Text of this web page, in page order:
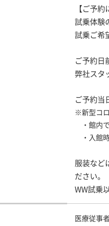
【ご予約
試乗体験
試乗ご希
ご予約日
弊社スタ
ご予約当
※新型コ
・館内
・入館
服装など
ださい。
WW試乗
医療従事